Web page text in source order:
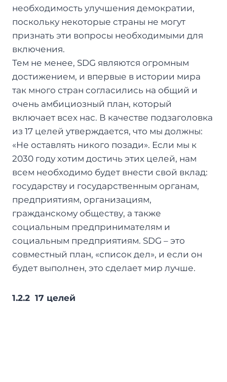
необходимость улучшения демократии,
поскольку некоторые страны не могут
признать эти вопросы необходимыми для
включения.
Тем не менее, SDG являются огромным
достижением, и впервые в истории мира
так много стран согласились на общий и
очень амбициозный план, который
включает всех нас. В качестве подзаголовка
из 17 целей утверждается, что мы должны:
«Не оставлять никого позади». Если мы к
2030 году хотим достичь этих целей, нам
всем необходимо будет внести свой вклад:
государству и государственным органам,
предприятиям, организациям,
гражданскому обществу, а также
социальным предпринимателям и
социальным предприятиям. SDG – это
совместный план, «список дел», и если он
будет выполнен, это сделает мир лучше.
1.2.2 17 целей